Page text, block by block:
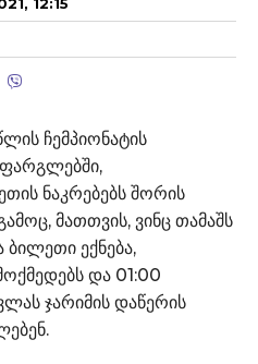
ჩემპიონატის
ფარგლებში,
ნაკრებებს შორის
მათთვის, ვინც თამაშს
ბილეთი ექნება,
და 01:00
ჯარიმის დაწერის